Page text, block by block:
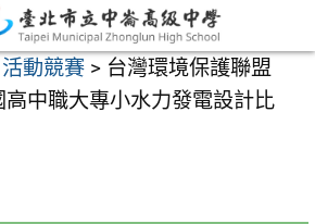
活動競賽 > 台灣環境保護聯盟
高中職大專小水力發電設計比